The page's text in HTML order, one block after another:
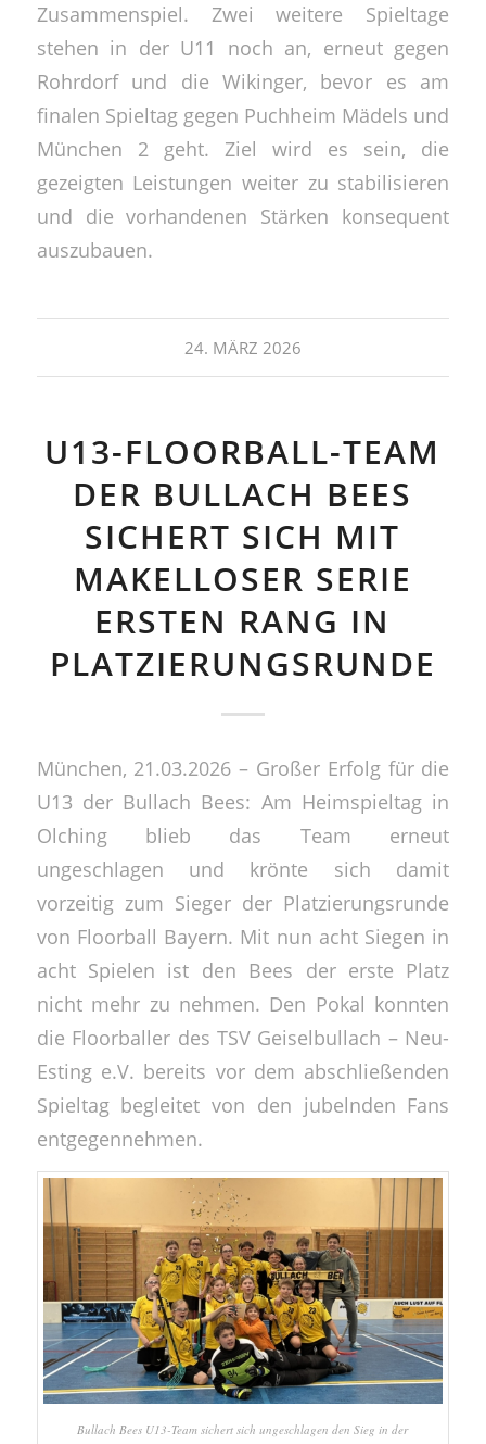
Zusammenspiel. Zwei weitere Spieltage
stehen in der U11 noch an, erneut gegen
Rohrdorf und die Wikinger, bevor es am
finalen Spieltag gegen Puchheim Mädels und
München 2 geht. Ziel wird es sein, die
gezeigten Leistungen weiter zu stabilisieren
und die vorhandenen Stärken konsequent
auszubauen.
24. MÄRZ 2026
U13-FLOORBALL-TEAM
DER BULLACH BEES
SICHERT SICH MIT
MAKELLOSER SERIE
ERSTEN RANG IN
PLATZIERUNGSRUNDE
München, 21.03.2026 – Großer Erfolg für die
U13 der Bullach Bees: Am Heimspieltag in
Olching blieb das Team erneut
ungeschlagen und krönte sich damit
vorzeitig zum Sieger der Platzierungsrunde
von Floorball Bayern. Mit nun acht Siegen in
acht Spielen ist den Bees der erste Platz
nicht mehr zu nehmen. Den Pokal konnten
die Floorballer des TSV Geiselbullach – Neu-
Esting e.V. bereits vor dem abschließenden
Spieltag begleitet von den jubelnden Fans
entgegennehmen.
Bullach Bees U13-Team sichert sich ungeschlagen den Sieg in der